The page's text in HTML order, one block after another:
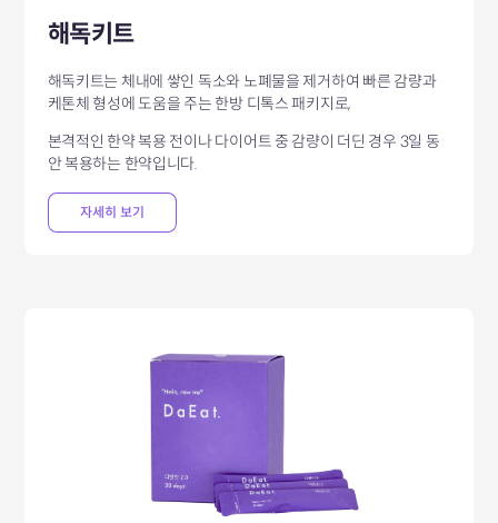
해독키트
해독키트는 체내에 쌓인 독소와 노폐물을 제거하여 빠른 감량과
케톤체 형성에 도움을 주는 한방 디톡스 패키지로,
본격적인 한약 복용 전이나 다이어트 중 감량이 더딘 경우 3일 동
안 복용하는 한약입니다.
자세히 보기